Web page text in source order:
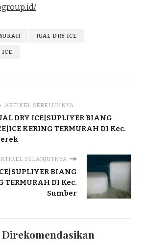
JUAL DRY ICE
ICE
ARTIKEL SEBELUMNYA
DRY ICE|SUPLIYER BIANG
KERING TERMURAH DI Kec.
SELANJUTNYA
BIANG
TERMURAH DI Kec.
Sumber